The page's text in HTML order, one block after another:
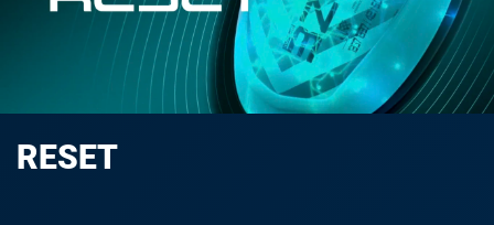
RESET